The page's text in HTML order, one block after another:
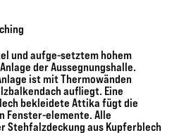
und aufge-setztem hohem
der Aussegnungshalle.
ist mit Thermowänden
aufliegt. Eine
bekleidete Attika fügt die
Fenster-elemente. Alle
Stehfalzdeckung aus Kupferblech